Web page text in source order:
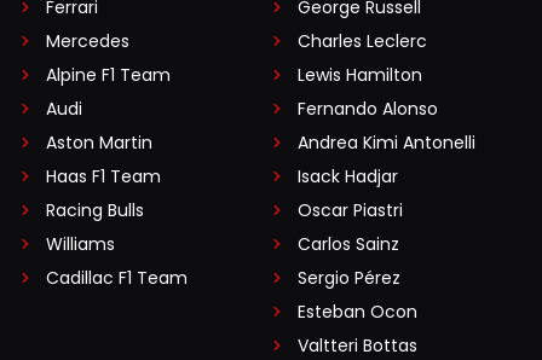
Ferrari
Mercedes
Alpine F1 Team
Audi
Aston Martin
Haas F1 Team
Racing Bulls
Williams
Cadillac F1 Team
George Russell
Charles Leclerc
Lewis Hamilton
Fernando Alonso
Andrea Kimi Antonelli
Isack Hadjar
Oscar Piastri
Carlos Sainz
Sergio Pérez
Esteban Ocon
Valtteri Bottas